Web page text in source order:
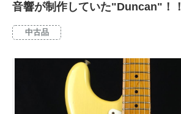
音響が制作していた"Duncan"！！
中古品